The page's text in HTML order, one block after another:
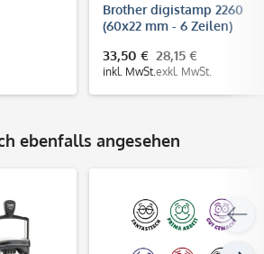
Brother digistamp 2260
(60x22 mm - 6 Zeilen)
33,50 €
inkl. MwSt.
28,15 €
exkl. MwSt.
ebenfalls angesehen